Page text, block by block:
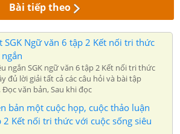
Bài tiếp theo
SGK Ngữ văn 6 tập 2 Kết nối tri thức
ngắn SGK ngữ văn 6 tập 2 Kết nối tri thức
đủ lời giải tất cả các câu hỏi và bài tập
văn bản, Sau khi đọc
bản một cuộc họp, cuộc thảo luận
2 Kết nối tri thức với cuộc sống siêu